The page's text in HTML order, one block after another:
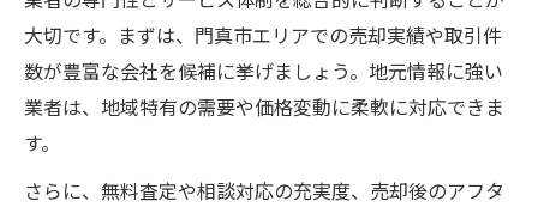
大切です。まずは、門真市エリアでの売却実績や取引件
数が豊富な会社を候補に挙げましょう。地元情報に強い
業者は、地域特有の需要や価格変動に柔軟に対応できま
す。
さらに、無料査定や相談対応の充実度、売却後のアフタ